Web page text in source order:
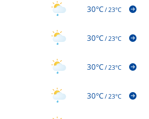
30°C/23°C
30°C/23°C
30°C/23°C
30°C/23°C